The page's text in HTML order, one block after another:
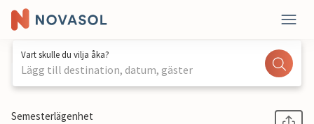
Vart skulle du vilja åka?
Lägg till destination, datum, gäster
1 / 27
Semesterlägenhet